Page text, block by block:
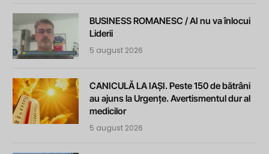
BUSINESS ROMANESC / AI nu va înlocui
Liderii
5 august 2026
CANICULĂ LA IAȘI. Peste 150 de bătrâni
au ajuns la Urgențe. Avertismentul dur al
medicilor
5 august 2026